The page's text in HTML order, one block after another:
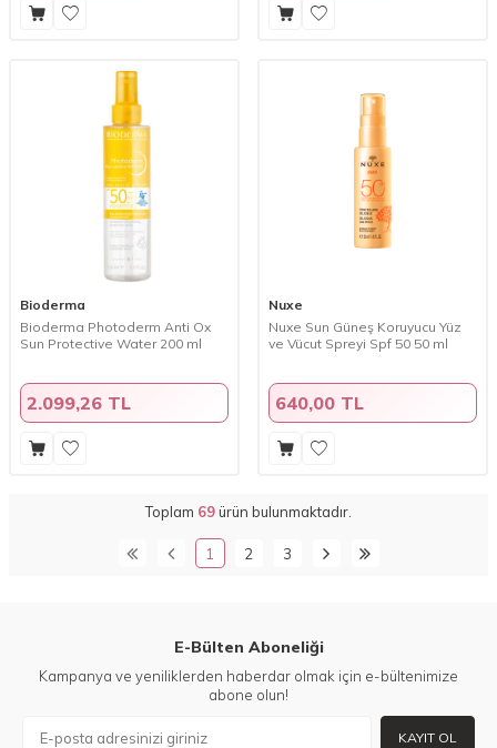
Bioderma
Bioderma Photoderm Anti Ox
Sun Protective Water 200 ml
2.099,26 TL
Nuxe
Nuxe Sun Güneş Koruyucu Yüz
ve Vücut Spreyi Spf 50 50 ml
640,00 TL
Toplam 69ürün bulunmaktadır.
1 2 3
E-Bülten Aboneliği
Kampanya ve yeniliklerden haberdar olmak için e-bültenimize
abone olun!
KAYIT OL